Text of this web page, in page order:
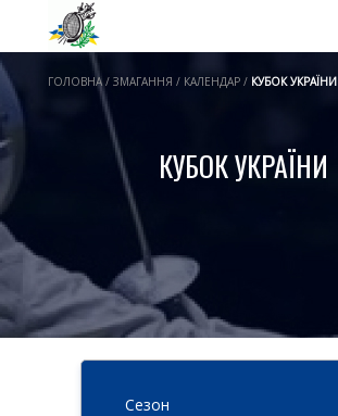
ГОЛОВНА / ЗМАГАННЯ / КАЛЕНДАР / КУБОК УКРАЇНИ
КУБОК УКРАЇНИ
Cезон